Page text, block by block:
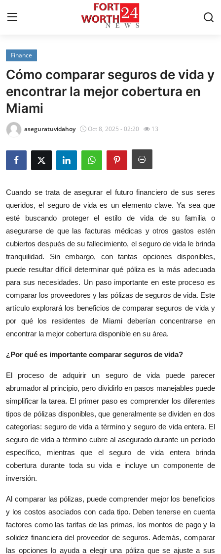
Home
Contact
Press Release
Privacy Policy
About
Submit Press Release
Health
Guest Posting
Advertise with US
Crypto
Business
Finance
Tech
Real Estate
General
Top 10
How To
Support Number
Finance
Cómo comparar seguros de vida y
encontrar la mejor cobertura en
Miami
aseguratuvidahoy Oct 8, 2025 - 02:20 13
Cuando se trata de asegurar el futuro financiero de sus seres
queridos, el seguro de vida es un elemento clave. Ya sea que
esté buscando proteger el estilo de vida de su familia o
asegurarse de que las facturas médicas y otros gastos estén
cubiertos después de su fallecimiento, el seguro de vida le brinda
tranquilidad. Sin embargo, con tantas opciones disponibles,
puede resultar difícil determinar qué póliza es la más adecuada
para sus necesidades. Un paso importante en este proceso es
comparar los proveedores y las pólizas de seguros de vida. Este
artículo explorará los beneficios de comparar seguros de vida y
por qué los residentes de Miami deberían concentrarse en
encontrar la mejor cobertura disponible en su área.
¿Por qué es importante comparar seguros de vida?
El proceso de adquirir un seguro de vida puede parecer
abrumador al principio, pero dividirlo en pasos manejables puede
simplificar la tarea. El primer paso es comprender los diferentes
tipos de pólizas disponibles, que generalmente se dividen en dos
categorías: seguro de vida a término y seguro de vida entera. El
seguro de vida a término cubre al asegurado durante un período
específico, mientras que el seguro de vida entera brinda
cobertura durante toda su vida e incluye un componente de
inversión.
Al comparar las pólizas, puede comprender mejor los beneficios
y los costos asociados con cada tipo. Deben tenerse en cuenta
factores como las tarifas de las primas, los montos de pago y la
solidez financiera del proveedor de seguros. Además, comparar
las opciones lo ayuda a elegir una póliza que se ajuste a sus